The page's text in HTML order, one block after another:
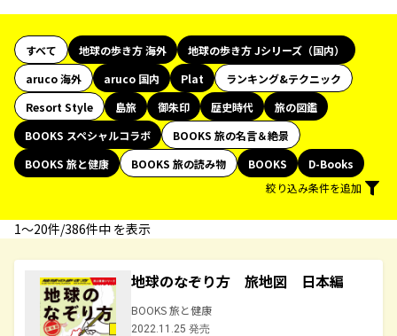
すべて 地球の歩き方 海外
地球の歩き方 Jシリーズ（国内）
aruco 海外
aruco 国内 Plat
ランキング&テクニック
Resort Style
島旅 御朱印 歴史時代
旅の図鑑
BOOKS スペシャルコラボ
BOOKS 旅の名言＆絶景
BOOKS 旅と健康
BOOKS 旅の読み物 BOOKS
D-Books
絞り込み条件を追加
1〜20件/386件中 を表示
地球のなぞり方 旅地図 日本編
BOOKS 旅と健康
2022.11.25 発売